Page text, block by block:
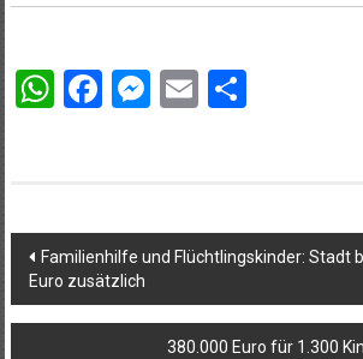
WhatsApp
Facebook
Messenger
EmailTeilen
Beitragsnavigation
Familienhilfe und Flüchtlingskinder: Stadt
Euro zusätzlich
380.000 Euro für 1.300